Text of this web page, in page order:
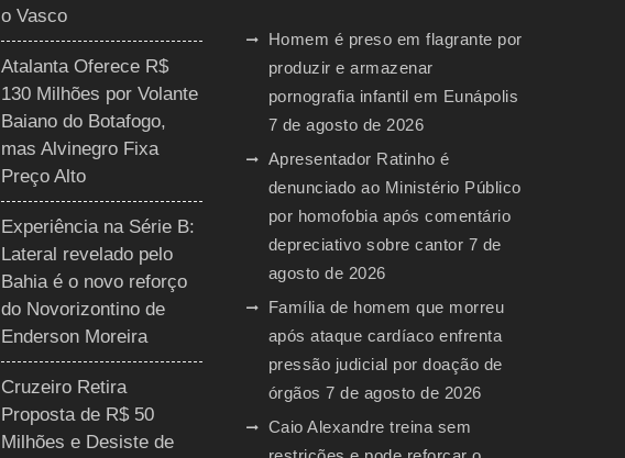
o Vasco
Atalanta Oferece R$
130 Milhões por Volante
Baiano do Botafogo,
mas Alvinegro Fixa
Preço Alto
Experiência na Série B:
Lateral revelado pelo
Bahia é o novo reforço
do Novorizontino de
Enderson Moreira
Cruzeiro Retira
Proposta de R$ 50
Milhões e Desiste de
Homem é preso em flagrante por
produzir e armazenar
pornografia infantil em Eunápolis
7 de agosto de 2026
Apresentador Ratinho é
denunciado ao Ministério Público
por homofobia após comentário
depreciativo sobre cantor 7 de
agosto de 2026
Família de homem que morreu
após ataque cardíaco enfrenta
pressão judicial por doação de
órgãos 7 de agosto de 2026
Caio Alexandre treina sem